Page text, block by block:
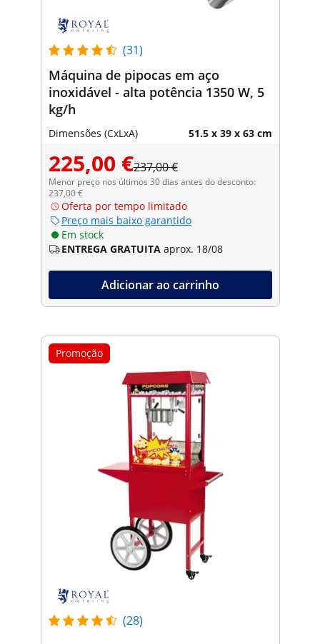
(31)
Máquina de pipocas em aço
inoxidável - alta potência 1350 W, 5
kg/h
Dimensões (CxLxA) 51.5 x 39 x 63 cm
225,00 €237,00 €
Menor preço nos últimos 30 dias antes do desconto:
237,00 €
Oferta por tempo limitado
Preço mais baixo garantido
Em stock
ENTREGA GRATUITA aprox. 18/08
Adicionar ao carrinho
Promoção
(28)